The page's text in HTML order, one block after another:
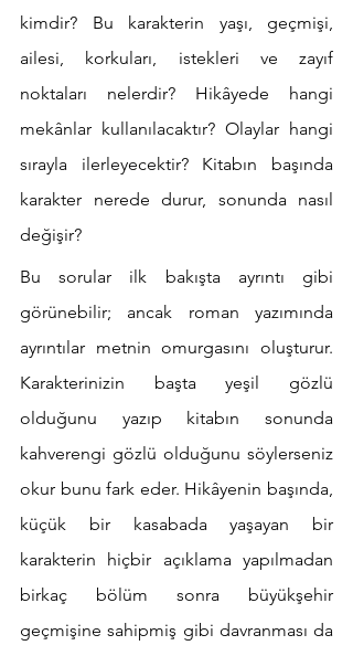
kimdir? Bu karakterin yaşı, geçmişi,
ailesi, korkuları, istekleri ve zayıf
noktaları nelerdir? Hikâyede hangi
mekânlar kullanılacaktır? Olaylar hangi
sırayla ilerleyecektir? Kitabın başında
karakter nerede durur, sonunda nasıl
değişir?
Bu sorular ilk bakışta ayrıntı gibi
görünebilir; ancak roman yazımında
ayrıntılar metnin omurgasını oluşturur.
Karakterinizin başta yeşil gözlü
olduğunu yazıp kitabın sonunda
kahverengi gözlü olduğunu söylerseniz
okur bunu fark eder. Hikâyenin başında,
küçük bir kasabada yaşayan bir
karakterin hiçbir açıklama yapılmadan
birkaç bölüm sonra büyükşehir
geçmişine sahipmiş gibi davranması da